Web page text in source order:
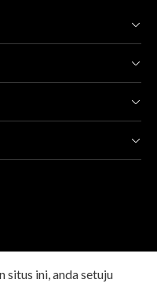
situs ini, anda setuju